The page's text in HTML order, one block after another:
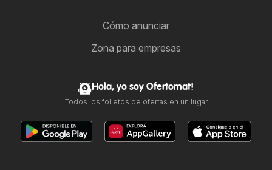
Cómo anunciar
Zona para empresas
Hola, yo soy Ofertomat!
Todos los folletos de ofertas en un lugar